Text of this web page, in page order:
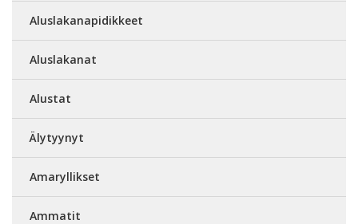
Aluslakanapidikkeet
Aluslakanat
Alustat
Älytyynyt
Amaryllikset
Ammatit